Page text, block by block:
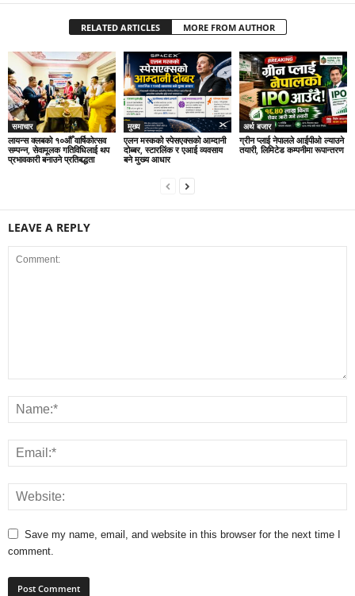
RELATED ARTICLES MORE FROM AUTHOR
समाचार
लायन्स क्लबको १०औँ वार्षिकोत्सव
सम्पन्न, सेवामूलक गतिविधिलाई थप
प्रभावकारी बनाउने प्रतिबद्धता
मुख्य
एलन मस्कको स्पेसएक्सको आम्दानी
दोब्बर, स्टारलिंक र एआई व्यवसाय
बने मुख्य आधार
अर्थ बजार
ग्रीन प्लाई नेपालले आईपीओ ल्याउने
तयारी, लिमिटेड कम्पनीमा रूपान्तरण
LEAVE A REPLY
Save my name, email, and website in this browser for the next time I
comment.